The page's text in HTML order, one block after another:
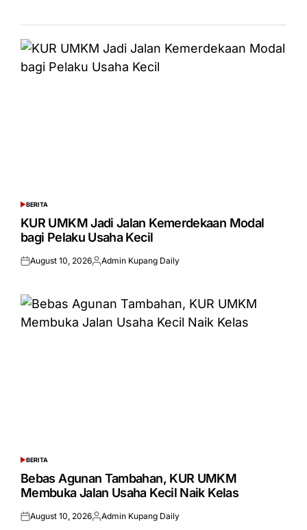
POSTED
IN
BERITA
KUR UMKM Jadi Jalan Kemerdekaan Modal
bagi Pelaku Usaha Kecil
Posted
August 10, 2026Posted
Admin Kupang Daily
POSTED
IN
BERITA
Bebas Agunan Tambahan, KUR UMKM
Membuka Jalan Usaha Kecil Naik Kelas
Posted
August 10, 2026Posted
Admin Kupang Daily